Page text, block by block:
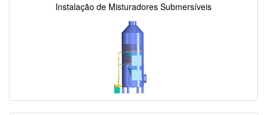
Instalação de Misturadores Submersíveis